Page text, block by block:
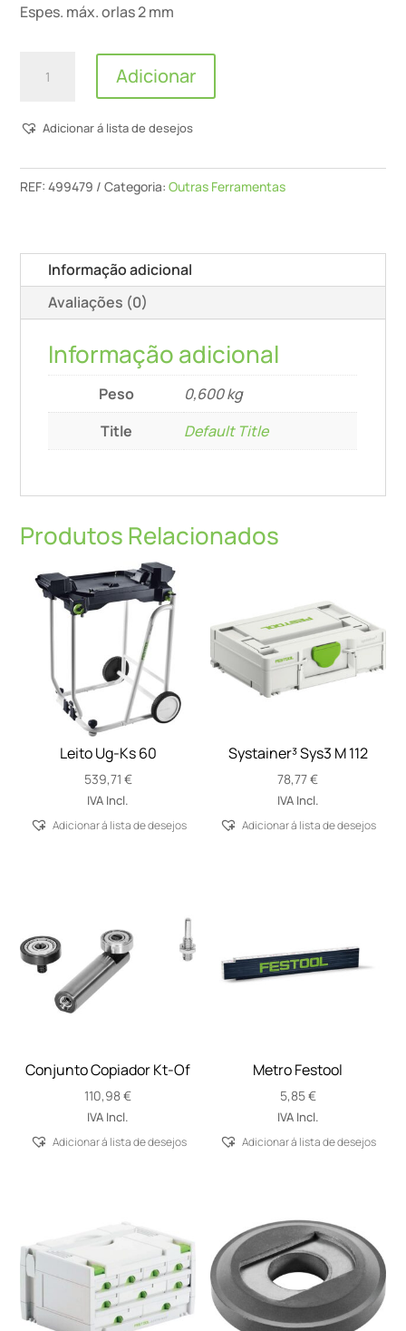
Espes. máx. orlas 2 mm
Quantidade
De
Ksp-
Adicionar
Adicionar á lista de desejos
REF:499479 Categoria:Outras Ferramentas
Informação adicional
Avaliações (0)
Informação adicional
Peso
0,600 kg
Title
Default Title
Produtos Relacionados
Leito Ug-Ks 60
539,71 €
IVA Incl.
Adicionar á lista de desejos
Systainer³ Sys3 M 112
78,77€
IVA Incl.
Adicionar á lista de desejos
Conjunto Copiador Kt-Of
110,98€
IVA Incl.
Adicionar á lista de desejos
Metro Festool
5,85€
IVA Incl.
Adicionar á lista de desejos